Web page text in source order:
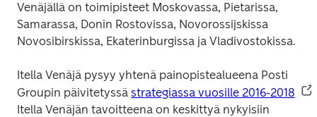
Venäjällä on toimipisteet Moskovassa, Pietarissa,
Samarassa, Donin Rostovissa, Novorossijskissa
Novosibirskissa, Ekaterinburgissa ja Vladivostokissa.
Itella Venäjä pysyy yhtenä painopistealueena Posti
Groupin päivitetyssä strategiassa vuosille 2016-2018
Itella Venäjän tavoitteena on keskittyä nykyisiin